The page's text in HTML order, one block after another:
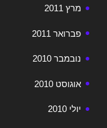
מרץ 2011
פברואר 2011
נובמבר 2010
אוגוסט 2010
יולי 2010